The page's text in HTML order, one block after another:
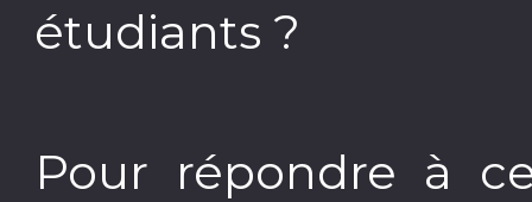
étudiants ?
Pour répondre à